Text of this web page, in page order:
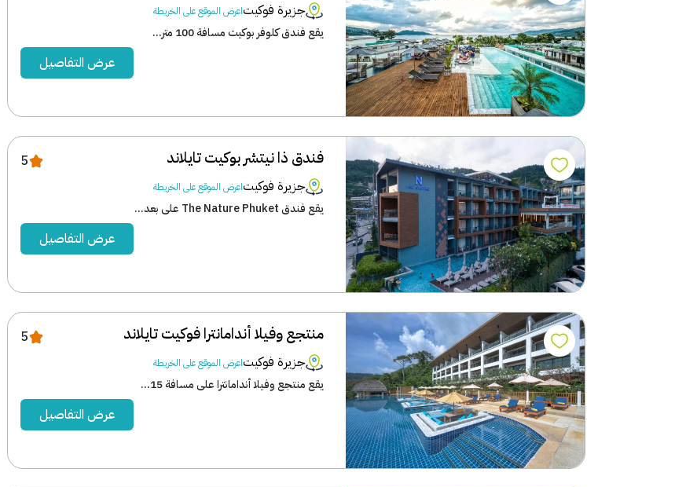
جزيرة فوكيتاعرض الموقع على الخريطة
يقع فندق كلوفر بوكيت مسافة 100 متر...
عرض التفاصيل
فندق ذا نيتشر بوكيت تايلاند
5
جزيرة فوكيتاعرض الموقع على الخريطة
يقع فندق The Nature Phuket على بعد...
عرض التفاصيل
منتجع وفيلا أندامانترا فوكيت تايلاند
5
جزيرة فوكيتاعرض الموقع على الخريطة
يقع منتجع وفيلا أندامانترا على مسافة 15...
عرض التفاصيل